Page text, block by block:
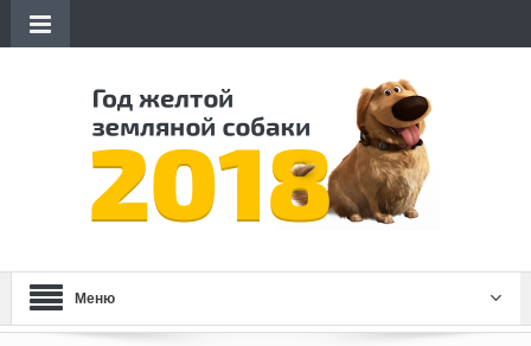
Меню